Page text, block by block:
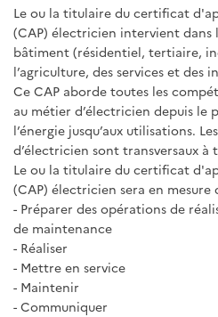
Le ou la titulaire du certificat
(CAP) électricien intervient dans
bâtiment (résidentiel, tertiaire,
l’agriculture, des services et des
Ce CAP aborde toutes les
au métier d’électricien depuis
l’énergie jusqu’aux utilisations.
d’électricien sont transversaux à
Le ou la titulaire du certificat
(CAP) électricien sera en mesure
- Préparer des opérations de
de maintenance
- Réaliser
- Mettre en service
- Maintenir
- Communiquer